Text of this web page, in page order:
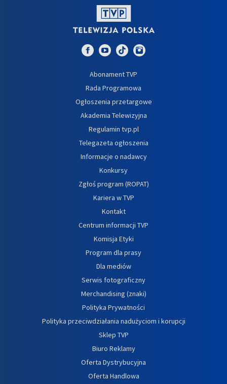
Abonament TVP
Rada Programowa
Ogłoszenia przetargowe
Akademia Telewizyjna
Regulamin tvp.pl
Telegazeta ogłoszenia
Informacje o nadawcy
Konkursy
Zgłoś program (ROPAT)
Kariera w TVP
Kontakt
Centrum informacji TVP
Komisja Etyki
Program dla prasy
Dla mediów
Serwis fotograficzny
Merchandising (znaki)
Polityka Prywatności
Polityka przeciwdziałania nadużyciom i korupcji
Sklep TVP
Biuro Reklamy
Oferta Dystrybucyjna
Oferta Handlowa